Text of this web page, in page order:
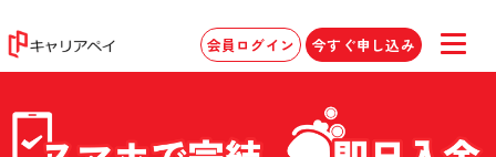
キャリアペイ 携帯キャリア決済現金化
会員ログイン 今すぐ申し込み